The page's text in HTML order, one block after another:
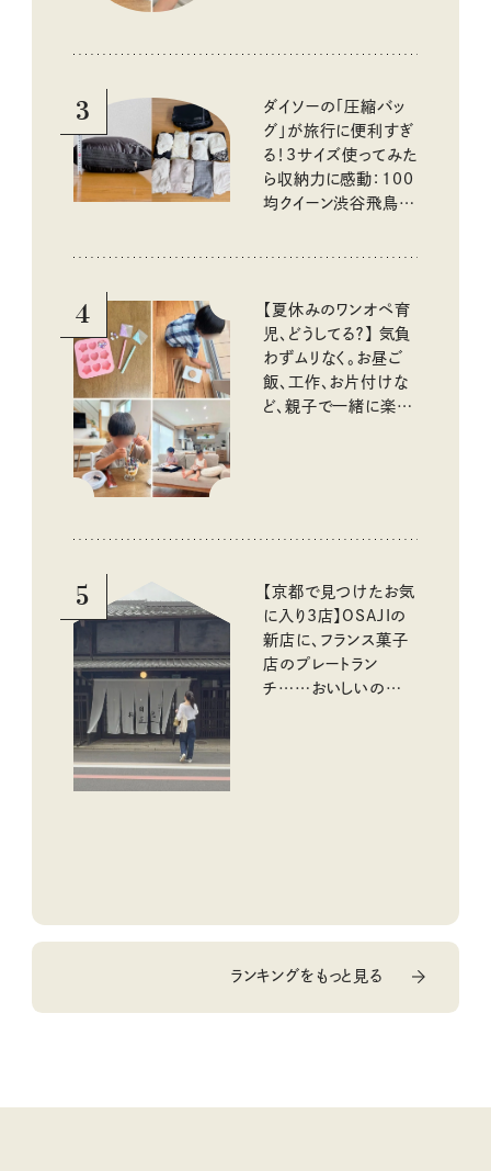
3
ダイソーの「圧縮バッ
グ」が旅行に便利すぎ
る！3サイズ使ってみた
ら収納力に感動：100
均クイーン渋谷飛鳥の
4
【夏休みのワンオペ育
児、どうしてる？】 気負
わずムリなく。お昼ご
飯、工作、お片付けな
ど、親子で一緒に楽し
5
【京都で見つけたお気
に入り3店】OSAJIの
新店に、フランス菓子
店のプレートラン
チ……おいしいのんび
ランキングをもっと見る